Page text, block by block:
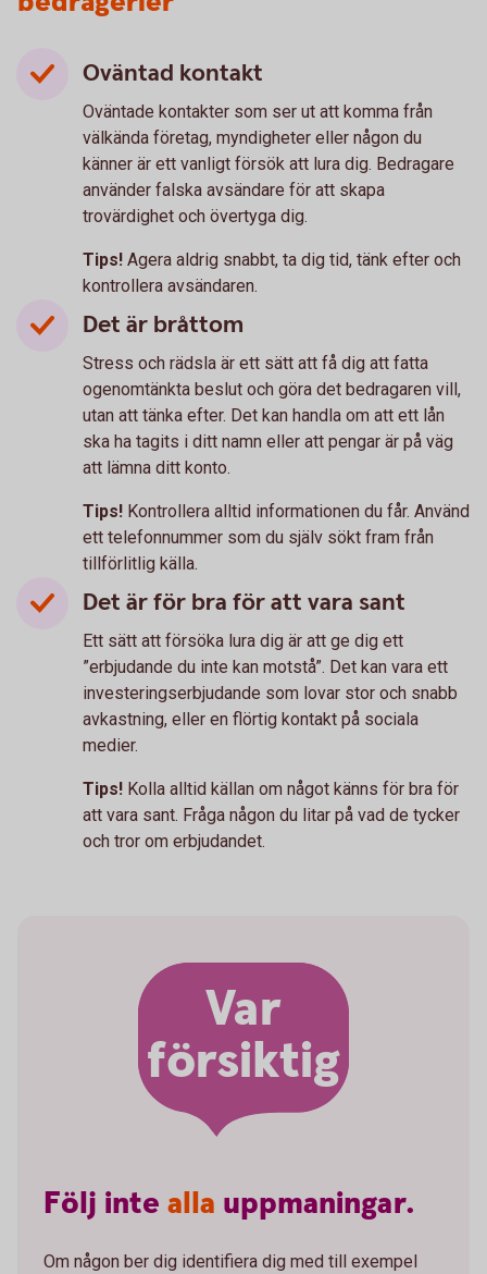
Oväntad kontakt
Oväntade kontakter som ser ut att komma från
välkända företag, myndigheter eller någon du
känner är ett vanligt försök att lura dig. Bedragare
använder falska avsändare för att skapa
trovärdighet och övertyga dig.
Tips! Agera aldrig snabbt, ta dig tid, tänk efter och
kontrollera avsändaren.
Det är bråttom
Stress och rädsla är ett sätt att få dig att fatta
ogenomtänkta beslut och göra det bedragaren vill,
utan att tänka efter. Det kan handla om att ett lån
ska ha tagits i ditt namn eller att pengar är på väg
att lämna ditt konto.
Tips! Kontrollera alltid informationen du får. Använd
ett telefonnummer som du själv sökt fram från
tillförlitlig källa.
Det är för bra för att vara sant
Ett sätt att försöka lura dig är att ge dig ett
”erbjudande du inte kan motstå”. Det kan vara ett
investeringserbjudande som lovar stor och snabb
avkastning, eller en flörtig kontakt på sociala
medier.
Tips! Kolla alltid källan om något känns för bra för
att vara sant. Fråga någon du litar på vad de tycker
och tror om erbjudandet.
Var
försiktig
Följ inte alla uppmaningar.
Om någon ber dig identifiera dig med till exempel